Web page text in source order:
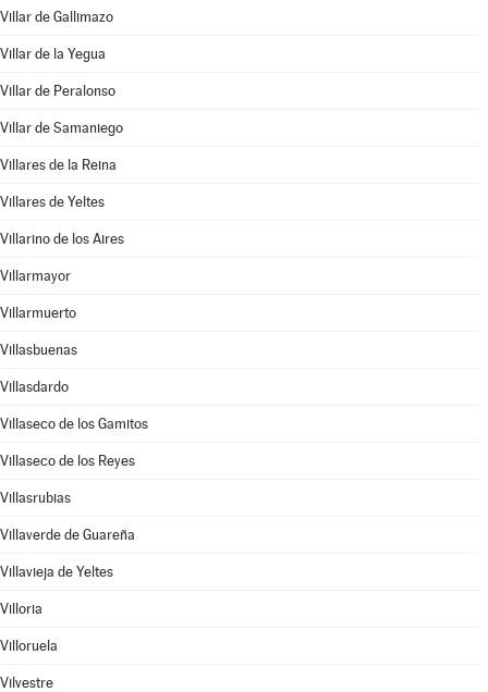
Villar de Gallimazo
Villar de la Yegua
Villar de Peralonso
Villar de Samaniego
Villares de la Reina
Villares de Yeltes
Villarino de los Aires
Villarmayor
Villarmuerto
Villasbuenas
Villasdardo
Villaseco de los Gamitos
Villaseco de los Reyes
Villasrubias
Villaverde de Guareña
Villavieja de Yeltes
Villoria
Villoruela
Vilvestre